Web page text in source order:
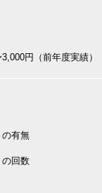
円（前年度実績）
の有無
の回数